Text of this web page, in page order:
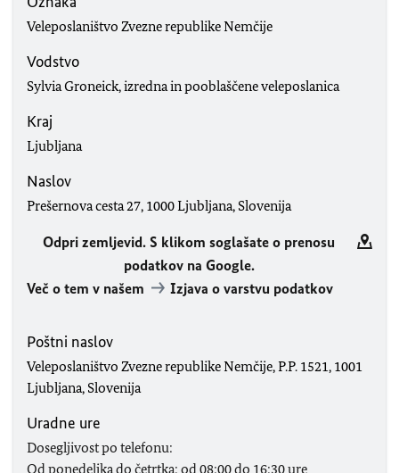
Veleposlaništvo Zvezne republike Nemčije
Vodstvo
Sylvia Groneick, izredna in pooblaščene veleposlanica
Kraj
Ljubljana
Naslov
Prešernova cesta 27, 1000 Ljubljana, Slovenija
Odpri zemljevid. S klikom soglašate o prenosu
podatkov na Google.
Več o tem v našem
Izjava o varstvu podatkov
Poštni naslov
Veleposlaništvo Zvezne republike Nemčije, P.P. 1521, 1001
Ljubljana, Slovenija
Uradne ure
Dosegljivost po telefonu:
Od ponedeljka do četrtka: od 08:00 do 16:30 ure